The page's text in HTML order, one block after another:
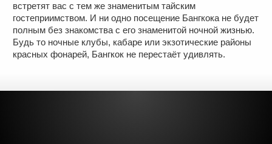
встретят вас с тем же знаменитым тайским
гостеприимством. И ни одно посещение Бангкока не будет
полным без знакомства с его знаменитой ночной жизнью.
Будь то ночные клубы, кабаре или экзотические районы
красных фонарей, Бангкок не перестаёт удивлять.